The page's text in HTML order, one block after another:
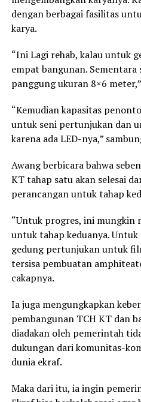
dengan berbagai fasilitas
karya.
“Ini Lagi rehab, kalau untuk
empat bangunan.
panggung ukuran 8×6
“Kemudian kapasitas
untuk seni pertunjukan dan
karena ada LED-nya,”
Awang berbicara bahwa
KT tahap satu akan selesai
perancangan untuk tahap
“Untuk progres, ini mungkin
untuk tahap keduanya.
gedung pertunjukan untuk
tersisa pembuatan
cakapnya.
Ia juga mengungkapkan
pembangunan TCH KT dan
diadakan oleh pemerintah
dukungan dari komunitas-
dunia ekraf.
Maka dari itu, ia ingin